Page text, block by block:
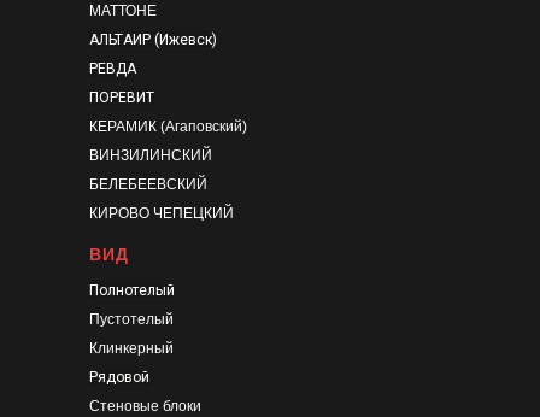
МАТТОНЕ
АЛЬТАИР (Ижевск)
РЕВДА
ПОРЕВИТ
КЕРАМИК (Агаповский)
ВИНЗИЛИНСКИЙ
БЕЛЕБЕЕВСКИЙ
КИРОВО ЧЕПЕЦКИЙ
ВИД
Полнотелый
Пустотелый
Клинкерный
Рядовой
Стеновые блоки